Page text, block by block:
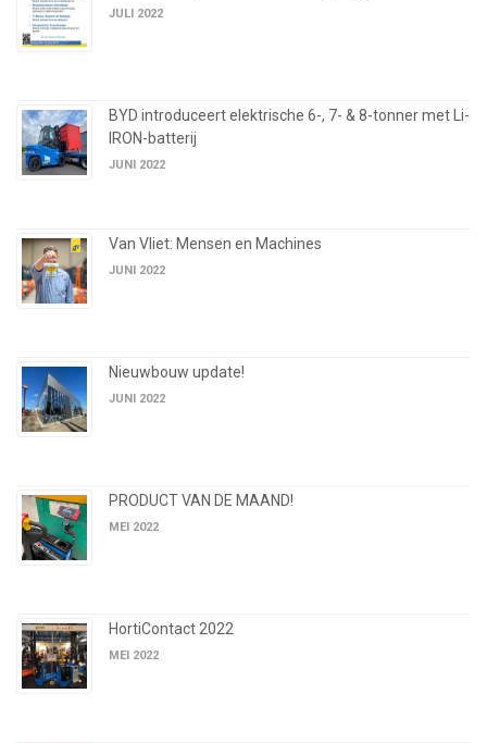
JULI 2022
BYD introduceert elektrische 6-, 7- & 8-tonner met Li-
IRON-batterij
JUNI 2022
Van Vliet: Mensen en Machines
JUNI 2022
Nieuwbouw update!
JUNI 2022
PRODUCT VAN DE MAAND!
MEI 2022
HortiContact 2022
MEI 2022